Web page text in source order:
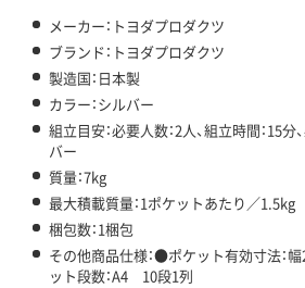
メーカー：トヨダプロダクツ
ブランド：トヨダプロダクツ
製造国：日本製
カラー：シルバー
組立目安：必要人数：2人、組立時間：15分
バー
質量：7kg
最大積載質量：1ポケットあたり／1.5kg
梱包数：1梱包
その他商品仕様：●ポケット有効寸法
ット段数：A4 10段1列